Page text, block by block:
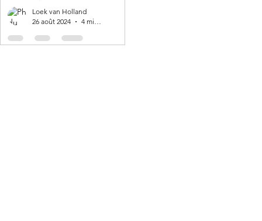
Loek van Holland
26 août 2024
4 min de lecture